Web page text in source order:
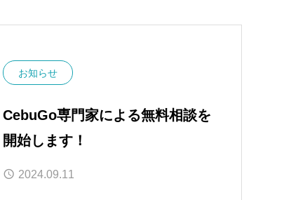
お知らせ
CebuGo専門家による無料相談を
開始します！
2024.09.11